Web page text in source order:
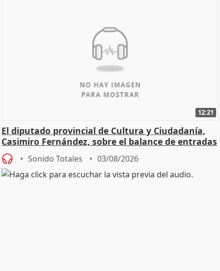
12:21
El diputado provincial de Cultura y Ciudadanía,
Casimiro Fernández, sobre el balance de entradas
Sonido Totales 03/08/2026